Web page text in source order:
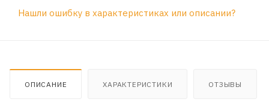
Нашли ошибку в характеристиках или описании?
ОПИСАНИЕ ХАРАКТЕРИСТИКИ ОТЗЫВЫ